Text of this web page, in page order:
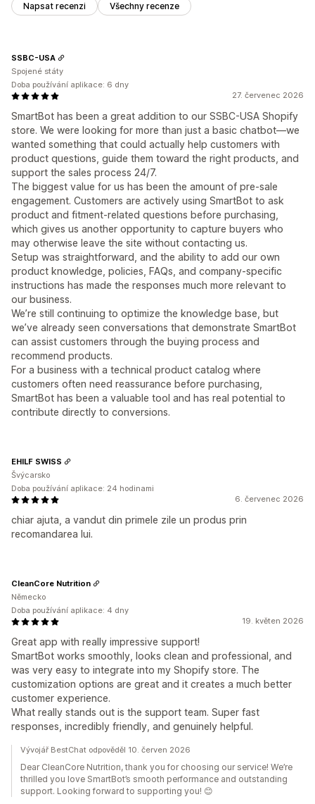
Napsat recenzi Všechny recenze
27. červenec 2026
SmartBot has been a great addition to our SSBC-USA Shopify
store. We were looking for more than just a basic chatbot—we
wanted something that could actually help customers with
product questions, guide them toward the right products, and
support the sales process 24/7.
The biggest value for us has been the amount of pre-sale
engagement. Customers are actively using SmartBot to ask
product and fitment-related questions before purchasing,
which gives us another opportunity to capture buyers who
may otherwise leave the site without contacting us.
Setup was straightforward, and the ability to add our own
product knowledge, policies, FAQs, and company-specific
instructions has made the responses much more relevant to
our business.
We’re still continuing to optimize the knowledge base, but
we’ve already seen conversations that demonstrate SmartBot
can assist customers through the buying process and
recommend products.
For a business with a technical product catalog where
customers often need reassurance before purchasing,
SmartBot has been a valuable tool and has real potential to
contribute directly to conversions.
SSBC-USA
Spojené státy
Doba používání aplikace: 6 dny
6. červenec 2026
chiar ajuta, a vandut din primele zile un produs prin
recomandarea lui.
EHILF SWISS
Švýcarsko
Doba používání aplikace: 24 hodinami
19. květen 2026
Great app with really impressive support!
SmartBot works smoothly, looks clean and professional, and
was very easy to integrate into my Shopify store. The
customization options are great and it creates a much better
customer experience.
What really stands out is the support team. Super fast
responses, incredibly friendly, and genuinely helpful.
CleanCore Nutrition
Německo
Doba používání aplikace: 4 dny
Vývojář BestChat odpověděl 10. červen 2026
Dear CleanCore Nutrition, thank you for choosing our service! We’re
thrilled you love SmartBot’s smooth performance and outstanding
support. Looking forward to supporting you! 😊